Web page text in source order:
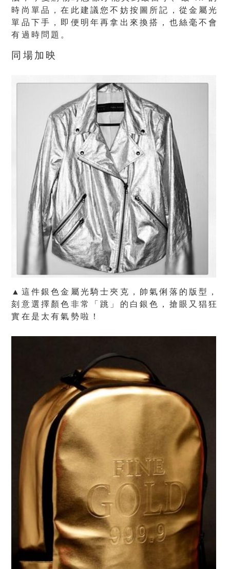
時尚單品，在此建議您不妨按圖所記，從金屬光
單品下手，即便明年再拿出來換搭，也絲毫不會
有過時問題。
同場加映
▲這件銀色金屬光騎士夾克，帥氣俐落的版型，
刻意選擇顏色非常「跳」的白銀色，搶眼又猖狂
實在是太有氣勢啦！